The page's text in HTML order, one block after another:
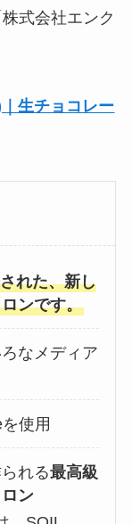
式会社エンク
生チョコレー
れた、新し
ンです。
なメディア
使用
れる最高級
ン